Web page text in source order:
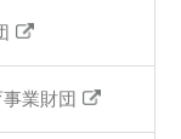
業財団